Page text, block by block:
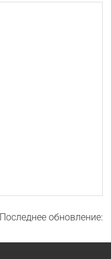
Последнее обновление: